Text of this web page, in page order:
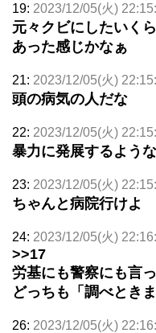
19: 2023/12/05(火)
元々クビにしたいく
あった感じかなぁ
21: 2023/12/05(火)
頭の病気の人だな
22: 2023/12/05(火)
暴力に発展するよう
23: 2023/12/05(火)
ちゃんと病院行けよ
24: 2023/12/05(火)
>>17
労基にも警察にも言
どっちも「調べとき
26: 2023/12/05(火)